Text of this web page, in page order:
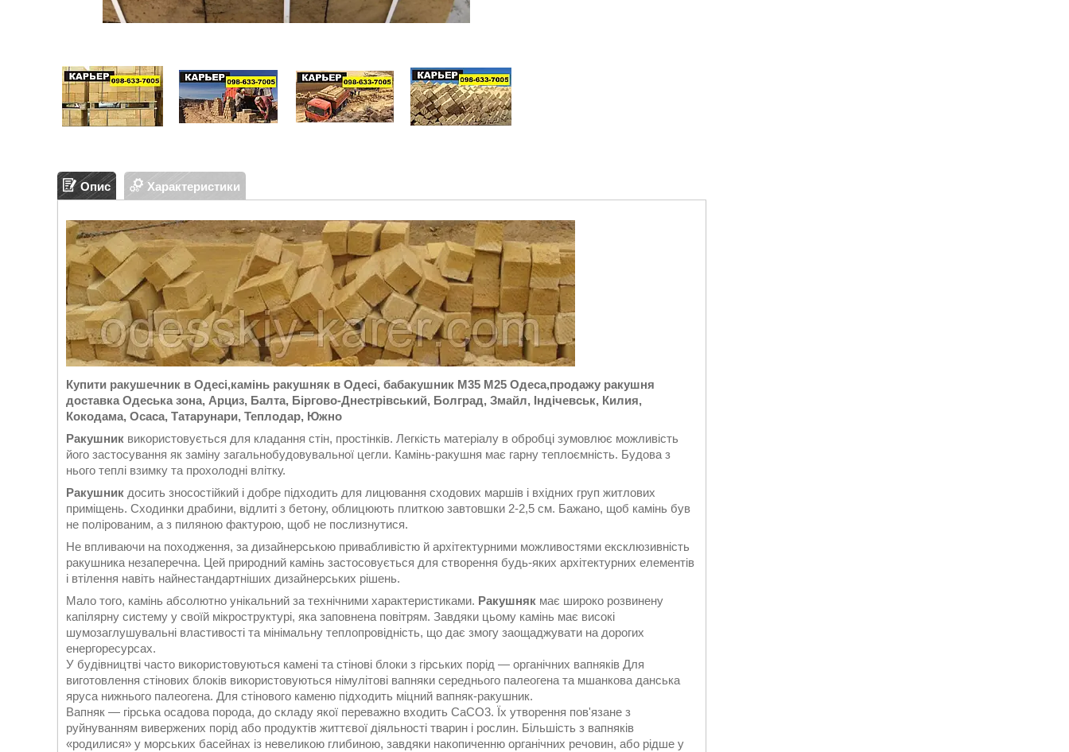
Опис Характеристики
Купити ракушечник в Одесі,камінь ракушняк в Одесі, бабакушник М35 М25 Одеса,продажу ракушня
доставка Одеська зона, Арциз, Балта, Біргово-Днестрівський, Болград, Змайл, Індічевськ, Килия,
Кокодама, Осаса, Татарунари, Теплодар, Южно
Ракушник використовується для кладання стін, простінків. Легкість матеріалу в обробці зумовлює можливість
його застосування як заміну загальнобудовувальної цегли. Камінь-ракушня має гарну теплоємність. Будова з
нього теплі взимку та прохолодні влітку.
Ракушник досить зносостійкий і добре підходить для лицювання сходових маршів і вхідних груп житлових
приміщень. Сходинки драбини, відлиті з бетону, облицюють плиткою завтовшки 2-2,5 см. Бажано, щоб камінь був
не полірованим, а з пиляною фактурою, щоб не послизнутися.
Не впливаючи на походження, за дизайнерською привабливістю й архітектурними можливостями ексклюзивність
ракушника незаперечна. Цей природний камінь застосовується для створення будь-яких архітектурних елементів
і втілення навіть найнестандартніших дизайнерських рішень.
Мало того, камінь абсолютно унікальний за технічними характеристиками. Ракушняк має широко розвинену
капілярну систему у своїй мікроструктурі, яка заповнена повітрям. Завдяки цьому камінь має високі
шумозаглушувальні властивості та мінімальну теплопровідність, що дає змогу заощаджувати на дорогих
енергоресурсах.
У будівництві часто використовуються камені та стінові блоки з гірських порід — органічних вапняків Для
виготовлення стінових блоків використовуються німулітові вапняки середнього палеогена та мшанкова данська
яруса нижнього палеогена. Для стінового каменю підходить міцний вапняк-ракушник.
Вапняк — гірська осадова порода, до складу якої переважно входить CaCO3. Їх утворення пов'язане з
руйнуванням вивержених порід або продуктів життєвої діяльності тварин і рослин. Більшість з вапняків
«родилися» у морських басейнах із невеликою глибиною, завдяки накопиченню органічних речовин, або рідше у